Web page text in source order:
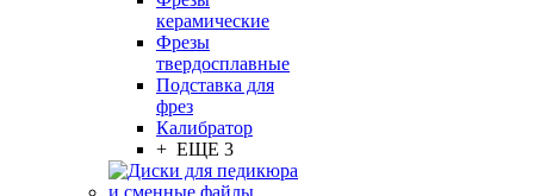
керамические
Фрезы
твердосплавные
Подставка для
фрез
Калибратор
+ ЕЩЕ 3